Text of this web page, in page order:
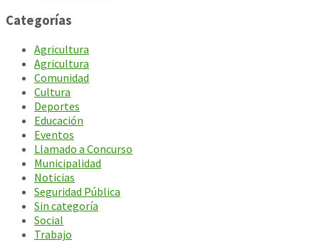
Categorías
Agricultura
Agricultura
Comunidad
Cultura
Deportes
Educación
Eventos
Llamado a Concurso
Municipalidad
Noticias
Seguridad Pública
Sin categoría
Social
Trabajo